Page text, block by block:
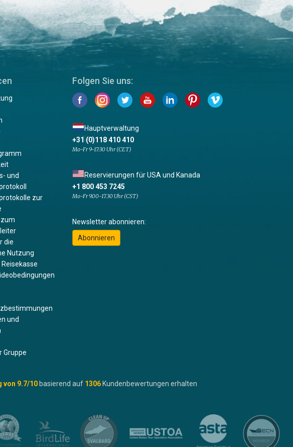
und
zur
die
Nutzung
und
Gruppe
Folgen Sie uns:
Hauptverwaltung
+31 (0)118 410 410
Mo-Fr 9-17:30 Uhr (CET)
Reservierungen für USA und Kanada
+1 800 453 7245
Mo-Fr 9.00-17.30 Uhr (CST)
Newsletter abonnieren:
Abonnieren
von 9.7/10 basierend auf 1306 Kundenbewertungen erhalten